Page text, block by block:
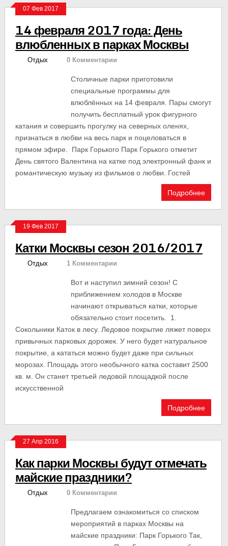
07 Фев 2017
14 февраля 2017 года: День
влюбленных в парках Москвы
Отдых 0 Комментарии
Столичные парки приготовили
специальные программы для
влюблённых на 14 февраля. Пары смогут
получить бесплатный урок фигурного
катания и совершить прогулку на северных оленях,
признаться в любви на весь парк и поцеловаться в
прямом эфире. Парк Горького Парк Горького отметит
День святого Валентина на катке под электронный фанк и
романтическую музыку из фильмов о любви. Гостей
Подробнее
19 Фев 2017
Катки Москвы сезон 2016/2017
Отдых 1 Комментарии
Вот и наступил зимний сезон! С
приближением холодов в Москве
начинают открываться катки, которые
обязательно стоит посетить. 1.
Сокольники Каток в лесу. Ледовое покрытие ляжет поверх
привычных парковых дорожек. У него будет натуральное
покрытие, а кататься можно будет даже при сильных
морозах. Площадь этого необычного катка составит 2500
кв. м. Он станет третьей ледовой площадкой после
искусственной
Подробнее
27 Апр 2016
Как парки Москвы будут отмечать
майские праздники?
Отдых 0 Комментарии
Предлагаем ознакомиться со списком
мероприятий в парках Москвы на
майские праздники: Парк Горького Так,